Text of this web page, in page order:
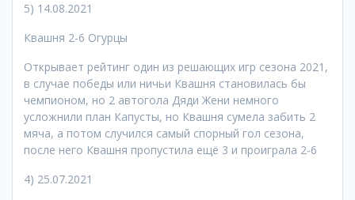
5) 14.08.2021
Квашня 2-6 Огурцы
Открывает рейтинг один из решающих игр сезона 2021,
в случае победы или ничьи Квашня становилась бы
чемпионом, но 2 автогола Дяди Жени немного
усложнили план Капусты, но Квашня сумела забить 2
мяча, а потом случился самый спорный гол сезона,
после него Квашня пропустила ещë 3 и проиграла 2-6
4) 25.07.2021